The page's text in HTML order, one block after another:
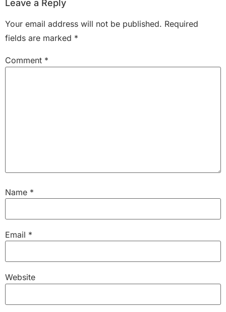
Leave a Reply
Your email address will not be published. Required
fields are marked *
Comment *
Name *
Email *
Website